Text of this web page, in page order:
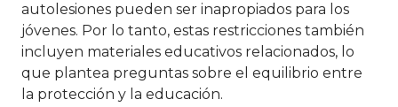
autolesiones pueden ser inapropiados para los
jóvenes. Por lo tanto, estas restricciones también
incluyen materiales educativos relacionados, lo
que plantea preguntas sobre el equilibrio entre
la protección y la educación.